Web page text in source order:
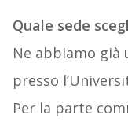
Quale sede
Ne abbiamo già
presso
Per la parte